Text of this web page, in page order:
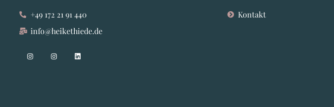
+49 172 21 91 440
info@heikethiede.de
Kontakt